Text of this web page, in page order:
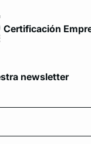
Certificación
newsletter